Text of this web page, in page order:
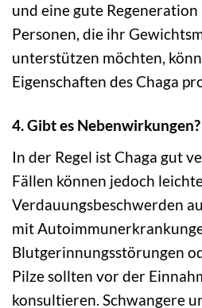
und eine gute Regeneration
Personen, die ihr
unterstützen möchten,
Eigenschaften des Chaga
4. Gibt es Nebenwirkungen?
In der Regel ist Chaga gut
Fällen können jedoch
Verdauungsbeschwerden
mit
Blutgerinnungsstörungen
Pilze sollten vor der
konsultieren. Schwangere